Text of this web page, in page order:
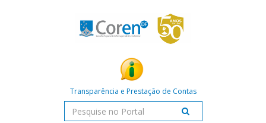
Transparência e Prestação de Contas